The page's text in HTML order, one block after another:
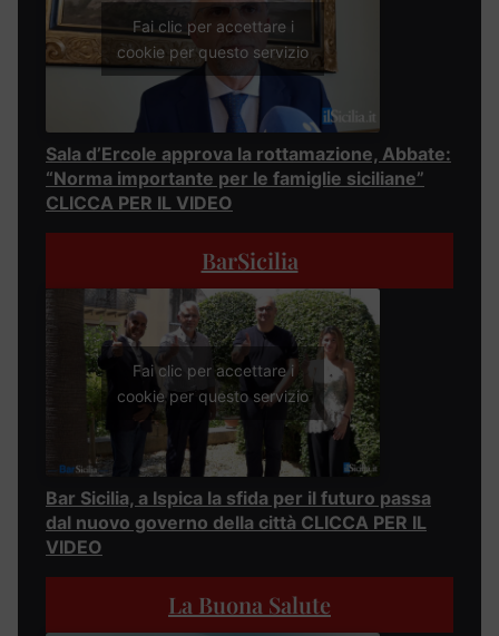
Fai clic per accettare i
cookie per questo servizio
Sala d’Ercole approva la rottamazione, Abbate:
“Norma importante per le famiglie siciliane”
CLICCA PER IL VIDEO
BarSicilia
Fai clic per accettare i
cookie per questo servizio
Bar Sicilia, a Ispica la sfida per il futuro passa
dal nuovo governo della città CLICCA PER IL
VIDEO
La Buona Salute